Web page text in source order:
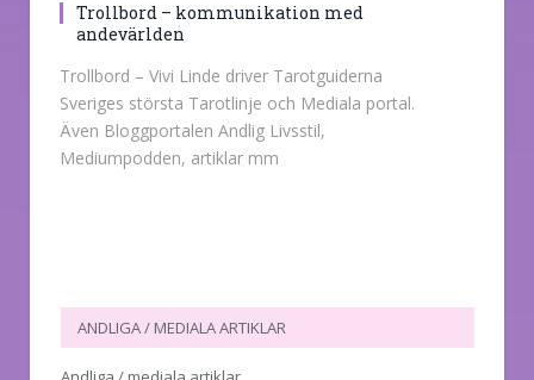
Trollbord – kommunikation med
andevärlden
Trollbord – Vivi Linde driver Tarotguiderna
Sveriges största Tarotlinje och Mediala portal.
Även Bloggportalen Andlig Livsstil,
Mediumpodden, artiklar mm
ANDLIGA / MEDIALA ARTIKLAR